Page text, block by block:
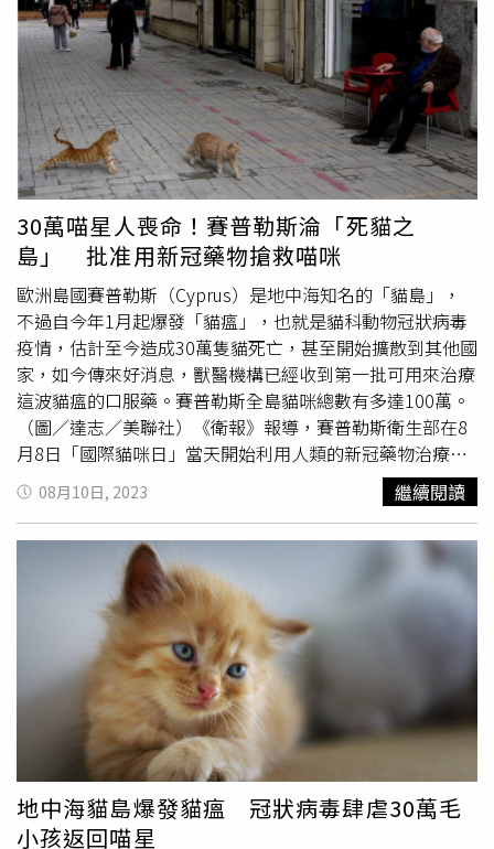
品、防疫器材與裝備等各項防疫物資，若無特別簽訂商業保
密條款，原則上均依「政府採購法」第61條辦理決標公告。
依照採購法第61條、政府採購法施行細則第84條規定，在
特殊情況下，若決標內容涉及「商業機密」，機關得不將決
標內容納入決標結果公告，及對各投標廠商書面通知。因此
辦理各項防疫物資如COVID-19疫苗、猴痘疫苗，及COVID-
19用藥瑞德西韋（Remdesivir）、莫納皮拉韋
（Molnupiravir）等採購，涉及商業保密條款者，皆依此項
規定辦理。疾管署也認為，今日在立法院質詢時，未能第一
時間傳達正確資訊，對於已將未刊登的決標資料（內容僅包
括公告標案案號、開標時間、決標日期、登入日期）傳送至
工程會電腦資料庫，誤認即屬決標公告之意，深感抱歉。
30萬喵星人喪命！賽普勒斯淪「死貓之
島」 批准用新冠藥物搶救喵咪
歐洲島國賽普勒斯（Cyprus）是地中海知名的「貓島」，
不過自今年1月起爆發「貓瘟」，也就是貓科動物冠狀病毒
疫情，估計至今造成30萬隻貓死亡，甚至開始擴散到其他國
家，如今傳來好消息，獸醫機構已經收到第一批可用來治療
這波貓瘟的口服藥。賽普勒斯全島貓咪總數有多達100萬。
（圖／達志／美聯社）《衛報》報導，賽普勒斯衛生部在8
月8日「國際貓咪日」當天開始利用人類的新冠藥物治療染
疫貓隻，獸醫機構也證實已經收到首批抗新冠藥物。報導也
引述政府獸醫服務主任皮畢斯（Christodoulos Pipis）說
法，目前清點出500箱藥物，總共有8萬粒藥丸可用於治療
這一波感染貓冠狀病毒。據統計，賽普勒斯全國有150萬隻
貓，貓咪數量多於居民，也是目前已知最古老的家貓發源
地，每年吸引不少愛貓的遊客到訪，不過報導指出，今年1
月當地卻爆發因冠狀病毒引發的「貓傳染性腹膜炎」
（Feline infectiousperitonitis, FIP），疫情短短3、4個月內
就蔓延到全島，過往的貓島如今成了「死貓之島」。目前當
地已知有超過30萬隻貓咪而喪命，且有證據顯示，疫情已蔓
延到土耳其、黎巴嫩和以色列。獸醫指出，病毒雖然不會傳
給人類，但在貓咪之間的傳染力超強，貓咪感染FIP的症狀
包括發燒、不正常腹部腫脹、體力下降、敵意增加，通常影
響幼貓，不會傳染人類。據悉，貓冠狀病毒在60年代出現，
08月10日, 2023 繼續閱讀
地中海貓島爆發貓瘟 冠狀病毒肆虐30萬毛
小孩返回喵星